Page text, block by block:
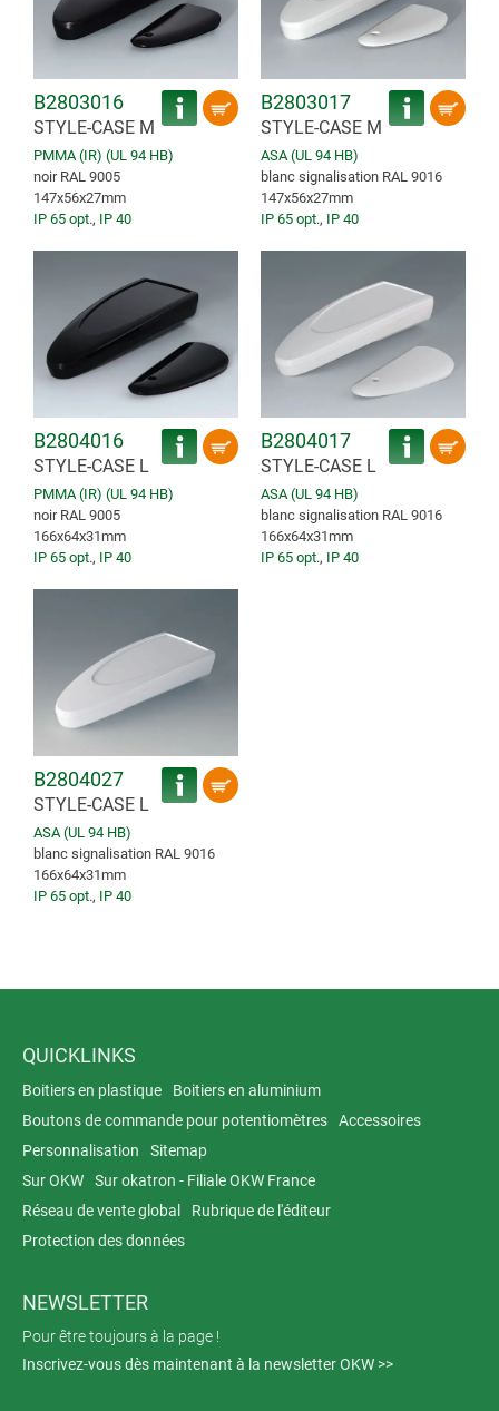
B2803016
STYLE-CASE M
PMMA (IR) (UL 94 HB)
noir RAL 9005
147x56x27mm
IP 65 opt., IP 40
B2803017
STYLE-CASE M
ASA (UL 94 HB)
blanc signalisation RAL 9016
147x56x27mm
IP 65 opt., IP 40
B2804016
STYLE-CASE L
PMMA (IR) (UL 94 HB)
noir RAL 9005
166x64x31mm
IP 65 opt., IP 40
B2804017
STYLE-CASE L
ASA (UL 94 HB)
blanc signalisation RAL 9016
166x64x31mm
IP 65 opt., IP 40
B2804027
STYLE-CASE L
ASA (UL 94 HB)
blanc signalisation RAL 9016
166x64x31mm
IP 65 opt., IP 40
QUICKLINKS
Boitiers en plastique
Boitiers en aluminium
Boutons de commande pour potentiomètres
Accessoires
Personnalisation
Sitemap
Sur OKW
Sur okatron - Filiale OKW France
Réseau de vente global
Rubrique de l'éditeur
Protection des données
NEWSLETTER
Pour être toujours à la page !
Inscrivez-vous dès maintenant à la newsletter OKW >>